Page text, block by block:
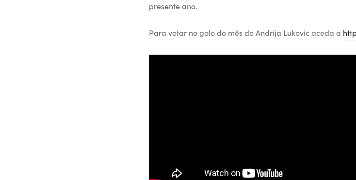
presente ano.
Para votar no golo do mês de Andrija Lukovic aceda a